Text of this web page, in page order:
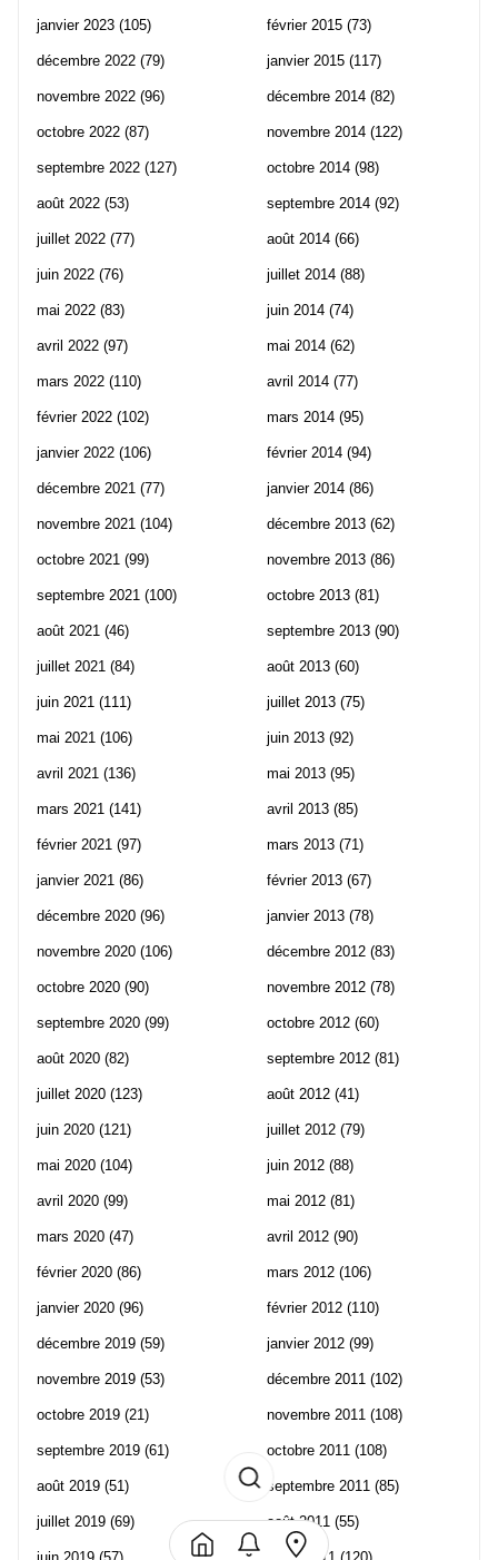
janvier 2023 (105)
décembre 2022 (79)
novembre 2022 (96)
octobre 2022 (87)
septembre 2022 (127)
août 2022 (53)
juillet 2022 (77)
juin 2022 (76)
mai 2022 (83)
avril 2022 (97)
mars 2022 (110)
février 2022 (102)
janvier 2022 (106)
décembre 2021 (77)
novembre 2021 (104)
octobre 2021 (99)
septembre 2021 (100)
août 2021 (46)
juillet 2021 (84)
juin 2021 (111)
mai 2021 (106)
avril 2021 (136)
mars 2021 (141)
février 2021 (97)
janvier 2021 (86)
décembre 2020 (96)
novembre 2020 (106)
octobre 2020 (90)
septembre 2020 (99)
août 2020 (82)
juillet 2020 (123)
juin 2020 (121)
mai 2020 (104)
avril 2020 (99)
mars 2020 (47)
février 2020 (86)
janvier 2020 (96)
décembre 2019 (59)
novembre 2019 (53)
octobre 2019 (21)
septembre 2019 (61)
août 2019 (51)
juillet 2019 (69)
février 2015 (73)
janvier 2015 (117)
décembre 2014 (82)
novembre 2014 (122)
octobre 2014 (98)
septembre 2014 (92)
août 2014 (66)
juillet 2014 (88)
juin 2014 (74)
mai 2014 (62)
avril 2014 (77)
mars 2014 (95)
février 2014 (94)
janvier 2014 (86)
décembre 2013 (62)
novembre 2013 (86)
octobre 2013 (81)
septembre 2013 (90)
août 2013 (60)
juillet 2013 (75)
juin 2013 (92)
mai 2013 (95)
avril 2013 (85)
mars 2013 (71)
février 2013 (67)
janvier 2013 (78)
décembre 2012 (83)
novembre 2012 (78)
octobre 2012 (60)
septembre 2012 (81)
août 2012 (41)
juillet 2012 (79)
juin 2012 (88)
mai 2012 (81)
avril 2012 (90)
mars 2012 (106)
février 2012 (110)
janvier 2012 (99)
décembre 2011 (102)
novembre 2011 (108)
octobre 2011 (108)
septembre 2011 (85)
août 2011 (55)